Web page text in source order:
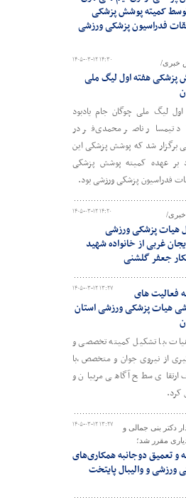
کمیته پوشش پزشکی
فدراسیون پزشکی ورزشی
۱۴۰۵-۰۳-۱۲ ۱۴:۳۰ خبری/
پزشکی هفته اول لیگ ملی
لیگ ملی چوگان جام یادبود
تیمسار ناصر محمدی‌فر در
برگزار شد که پوشش پزشکی این
بر عهده کمیته پوشش پزشکی
فدراسیون پزشکی ورزشی بود.
۱۴۰۵-۰۳-۱۲ ۱۴:۲۰ خبری/
هیات پزشکی ورزشی
غربی از خانواده شهید
جعفر گلشنی
۱۴۰۵-۰۳-۱۲ ۱۳:۲۷
فعالیت های
هیات پزشکی ورزشی استان
،با تشکیل کمیته تخصصی و
از نیروی جوان و متخصص ،با
سطح آگاهی مربیان و
کرد.
۱۴۰۵-۰۳-۱۲ ۱۳:۲۷
دکتر بنی جمالی و
مقرر شد؛
و تعمیق دوجانبه همکاری‌های
ورزشی و والیبال پایتخت